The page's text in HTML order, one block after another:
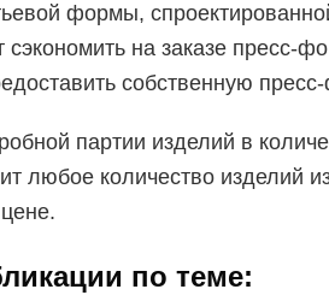
формы,
сэкономить на заказе пресс-
собственную
партии изделий в
любое количество изделий
по теме: